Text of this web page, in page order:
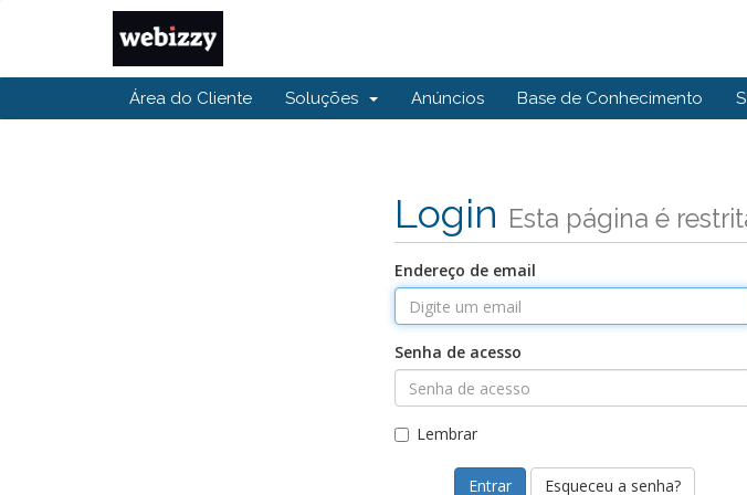
Área do Cliente Soluções Anúncios Base de Conhecimento
Login Esta página é
Endereço de email
Senha de acesso
Lembrar
Esqueceu a senha?